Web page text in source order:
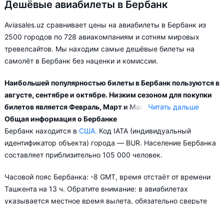
Дешёвые авиабилеты в Бербанк
Aviasales.uz сравнивает цены на авиабилеты в Бербанк из
2500 городов по 728 авиакомпаниям и сотням мировых
тревелсайтов. Мы находим самые дешёвые билеты на
самолёт в Бербанк без наценки и комиссии.
Наибольшей популярностью билеты в Бербанк пользуются в
августе, сентябре и октябре. Низким сезоном для покупки
билетов является Февраль, Март и Май. Читать дальше
В зависимости от количества дней, оставшихся до вылета,
цена билета на самолёт в Бербанк может измениться более
чем в два раза.
Aviasales.uz советует купить авиабилеты в Бербанк заранее,
чтобы вы могли выбирать условия перелёта, ориентируясь на
свои пожелания и финансовые возможности.
Общая информация о Бербанке
Бербанк находится в США. Код IATA (индивидуальный
идентификатор объекта) города — BUR. Население Бербанка
составляет приблизительно 105 000 человек.
Часовой пояс Бербанка: -8 GMT, время отстаёт от времени
Ташкента на 13 ч. Обратите внимание: в авиабилетах
указывается местное время вылета, обязательно сверьте